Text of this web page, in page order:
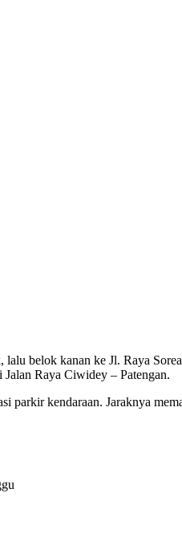
belok kanan ke Jl. Raya
Raya Ciwidey – Patengan.
parkir kendaraan. Jaraknya